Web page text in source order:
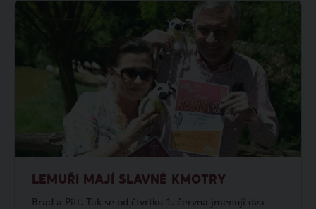
LEMUŘI MAJÍ SLAVNÉ KMOTRY
Brad a Pitt. Tak se od čtvrtku 1. června jmenují dva